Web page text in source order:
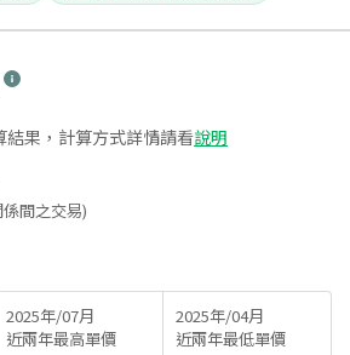
結果，計算方式詳情請看說明
間之交易)
2025年/07月
近兩年最高單價
2025年/04月
近兩年最低單價